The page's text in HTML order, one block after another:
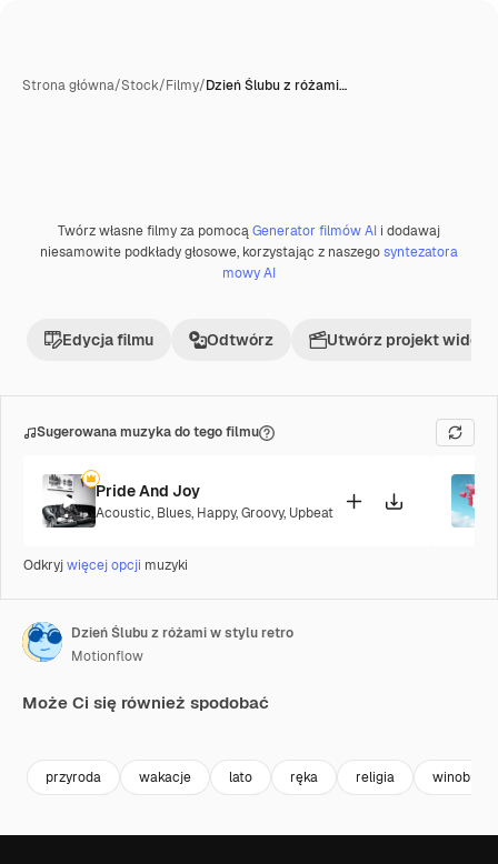
Strona główna/Stock/Filmy/Dzień Ślubu z różami…
Premium
Twórz własne filmy za pomocąGenerator filmów AI i dodawaj
niesamowite podkłady głosowe, korzystając z naszegosyntezatora
mowy AI
Edycja filmu Odtwórz Utwórz projekt wideo
Sugerowana muzyka do tego filmu
Pride And Joy
Acoustic, Blues, Happy,Groovy, Upbeat
Odkryjwięcej opcji muzyki
Dzień Ślubu z różami w stylu retro
Motionflow
Może Ci się również spodobać
przyroda wakacje lato ręka religia